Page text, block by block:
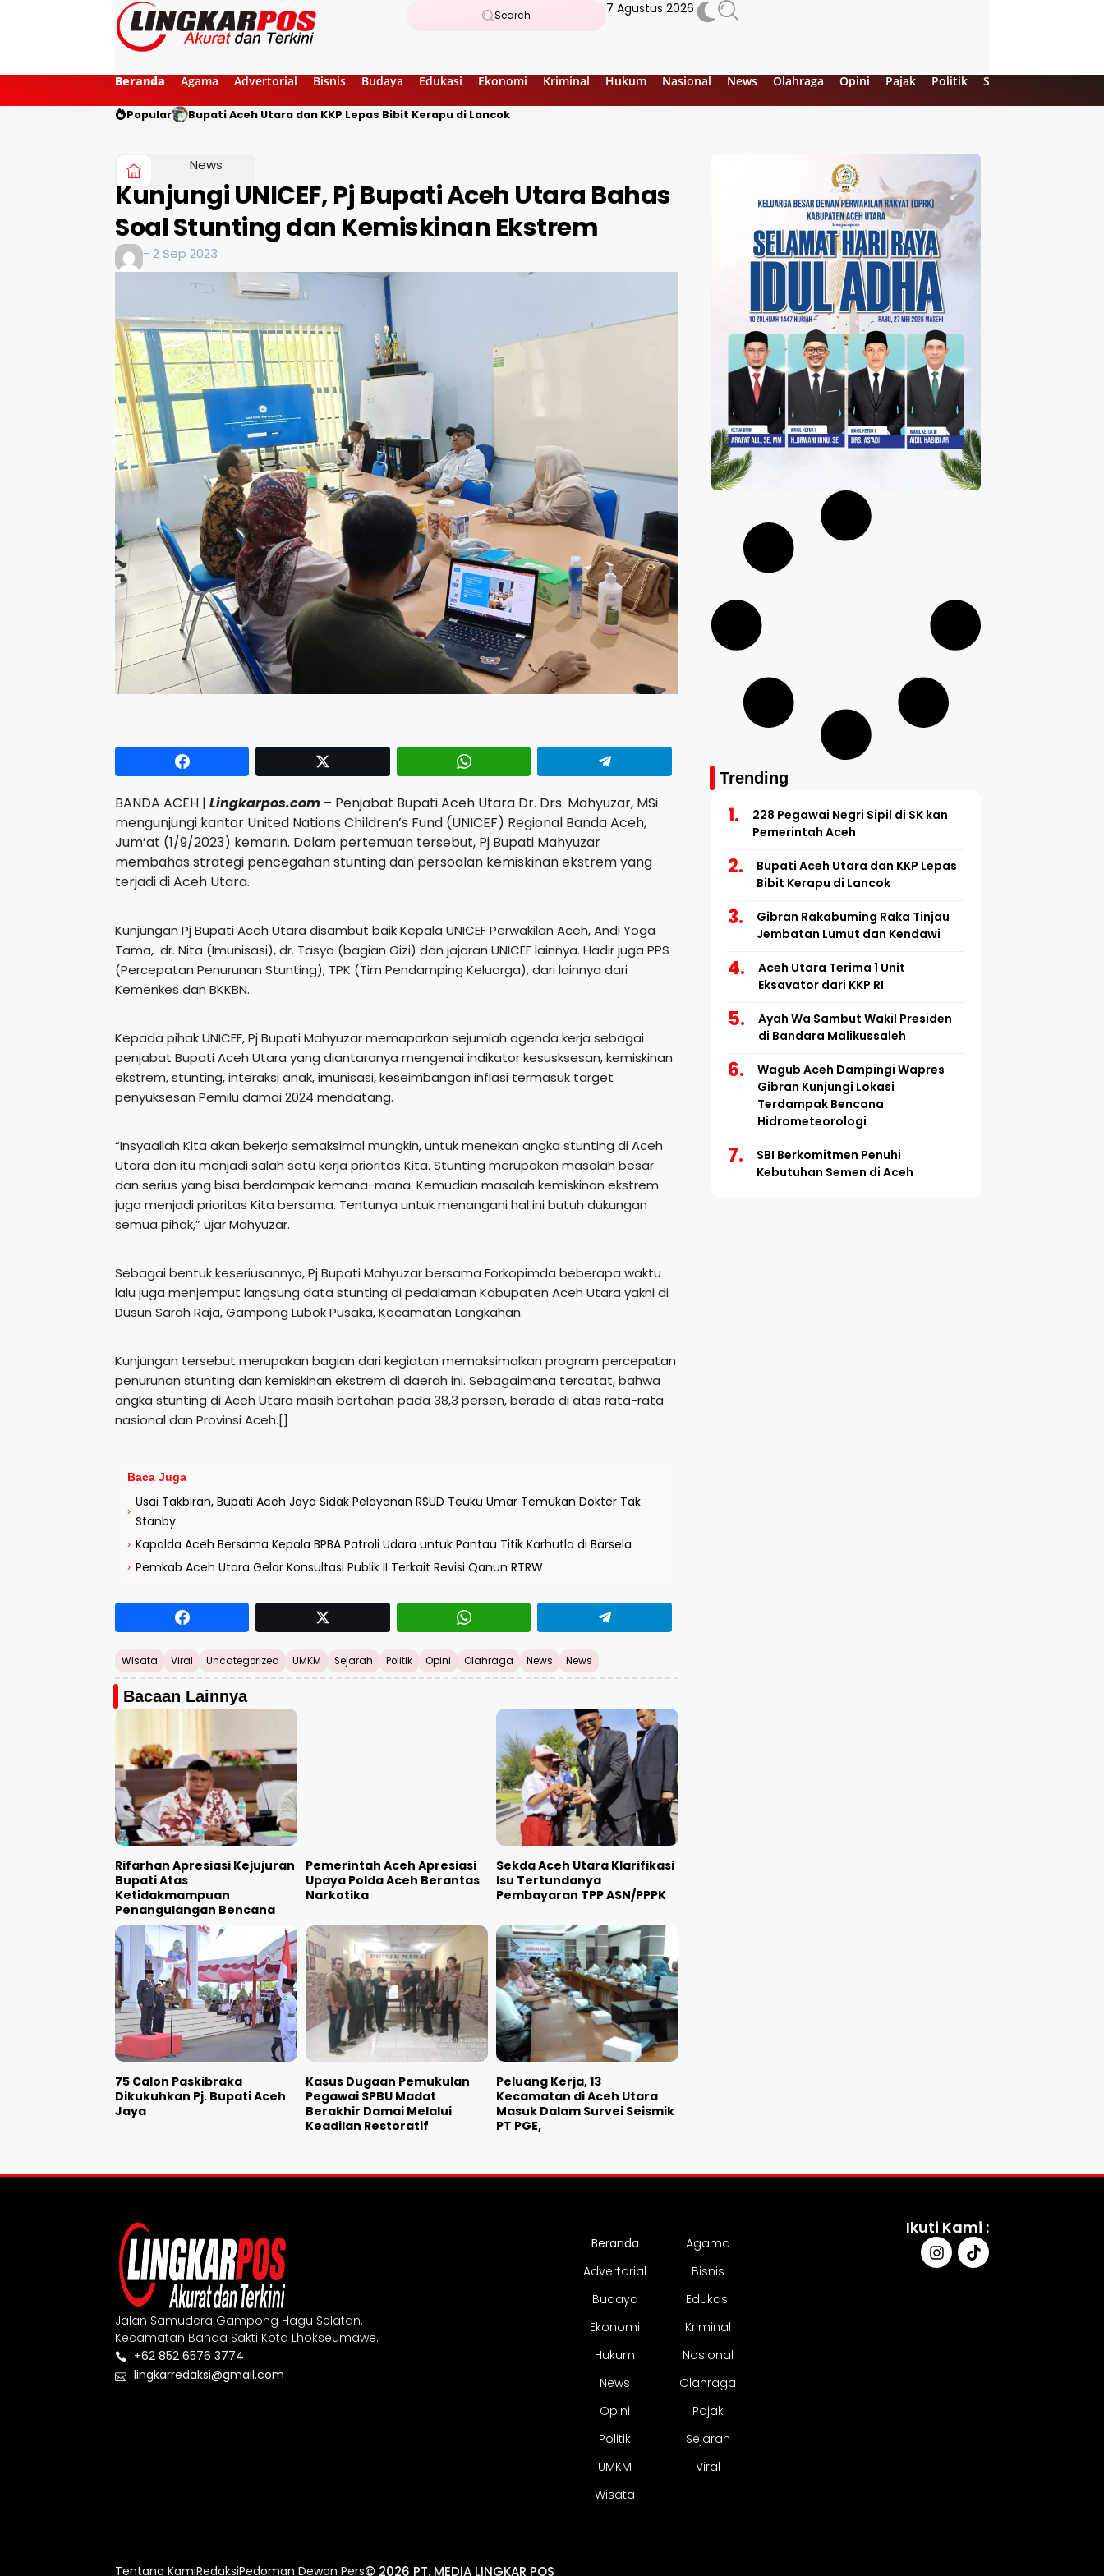
Search 7 Agustus 2026
Beranda Agama Advertorial Bisnis Budaya Edukasi Ekonomi Kriminal Hukum Nasional News Olahraga Opini Pajak Politik Sejarah
Popular Bupati Aceh Utara dan KKP Lepas Bibit Kerapu di Lancok
News
Kunjungi UNICEF, Pj Bupati Aceh Utara Bahas
Soal Stunting dan Kemiskinan Ekstrem
- 2 Sep 2023
BANDA ACEH | Lingkarpos.com – Penjabat Bupati Aceh Utara Dr. Drs. Mahyuzar, MSi
mengunjungi kantor United Nations Children’s Fund (UNICEF) Regional Banda Aceh,
Jum’at (1/9/2023) kemarin. Dalam pertemuan tersebut, Pj Bupati Mahyuzar
membahas strategi pencegahan stunting dan persoalan kemiskinan ekstrem yang
terjadi di Aceh Utara.
Kunjungan Pj Bupati Aceh Utara disambut baik Kepala UNICEF Perwakilan Aceh, Andi Yoga
Tama, dr. Nita (Imunisasi), dr. Tasya (bagian Gizi) dan jajaran UNICEF lainnya. Hadir juga PPS
(Percepatan Penurunan Stunting), TPK (Tim Pendamping Keluarga), dari lainnya dari
Kemenkes dan BKKBN.
Kepada pihak UNICEF, Pj Bupati Mahyuzar memaparkan sejumlah agenda kerja sebagai
penjabat Bupati Aceh Utara yang diantaranya mengenai indikator kesusksesan, kemiskinan
ekstrem, stunting, interaksi anak, imunisasi, keseimbangan inflasi termasuk target
penyuksesan Pemilu damai 2024 mendatang.
“Insyaallah Kita akan bekerja semaksimal mungkin, untuk menekan angka stunting di Aceh
Utara dan itu menjadi salah satu kerja prioritas Kita. Stunting merupakan masalah besar
dan serius yang bisa berdampak kemana-mana. Kemudian masalah kemiskinan ekstrem
juga menjadi prioritas Kita bersama. Tentunya untuk menangani hal ini butuh dukungan
semua pihak,” ujar Mahyuzar.
Sebagai bentuk keseriusannya, Pj Bupati Mahyuzar bersama Forkopimda beberapa waktu
lalu juga menjemput langsung data stunting di pedalaman Kabupaten Aceh Utara yakni di
Dusun Sarah Raja, Gampong Lubok Pusaka, Kecamatan Langkahan.
Kunjungan tersebut merupakan bagian dari kegiatan memaksimalkan program percepatan
penurunan stunting dan kemiskinan ekstrem di daerah ini. Sebagaimana tercatat, bahwa
angka stunting di Aceh Utara masih bertahan pada 38,3 persen, berada di atas rata-rata
nasional dan Provinsi Aceh.[]
Baca Juga
›
Usai Takbiran, Bupati Aceh Jaya Sidak Pelayanan RSUD Teuku Umar Temukan Dokter Tak
Stanby
› Kapolda Aceh Bersama Kepala BPBA Patroli Udara untuk Pantau Titik Karhutla di Barsela
› Pemkab Aceh Utara Gelar Konsultasi Publik II Terkait Revisi Qanun RTRW
Wisata Viral Uncategorized UMKM Sejarah Politik Opini Olahraga News News
Bacaan Lainnya
Rifarhan Apresiasi Kejujuran
Bupati Atas
Ketidakmampuan
Penangulangan Bencana
Pemerintah Aceh Apresiasi
Upaya Polda Aceh Berantas
Narkotika
Sekda Aceh Utara Klarifikasi
Isu Tertundanya
Pembayaran TPP ASN/PPPK
75 Calon Paskibraka
Dikukuhkan Pj. Bupati Aceh
Jaya
Kasus Dugaan Pemukulan
Pegawai SPBU Madat
Berakhir Damai Melalui
Keadilan Restoratif
Peluang Kerja, 13
Kecamatan di Aceh Utara
Masuk Dalam Survei Seismik
PT PGE,
Trending
228 Pegawai Negri Sipil di SK kan
Pemerintah Aceh
Bupati Aceh Utara dan KKP Lepas
Bibit Kerapu di Lancok
Gibran Rakabuming Raka Tinjau
Jembatan Lumut dan Kendawi
Aceh Utara Terima 1 Unit
Eksavator dari KKP RI
Ayah Wa Sambut Wakil Presiden
di Bandara Malikussaleh
Wagub Aceh Dampingi Wapres
Gibran Kunjungi Lokasi
Terdampak Bencana
Hidrometeorologi
SBI Berkomitmen Penuhi
Kebutuhan Semen di Aceh
Jalan Samudera Gampong Hagu Selatan,
Kecamatan Banda Sakti Kota Lhokseumawe.
+62 852 6576 3774
lingkarredaksi@gmail.com
Beranda
Agama
Advertorial
Bisnis
Budaya
Edukasi
Ekonomi
Kriminal
Hukum
Nasional
News
Olahraga
Opini
Pajak
Politik
Sejarah
UMKM
Viral
Wisata
Ikuti Kami :
Tentang KamiRedaksiPedoman Dewan Pers© 2026 PT. MEDIA LINGKAR POS